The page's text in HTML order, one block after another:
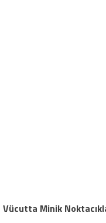
Vücutta Minik